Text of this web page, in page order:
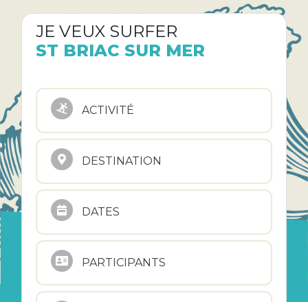
JE VEUX SURFER
ST BRIAC SUR MER
ACTIVITÉ
DESTINATION
DATES
PARTICIPANTS